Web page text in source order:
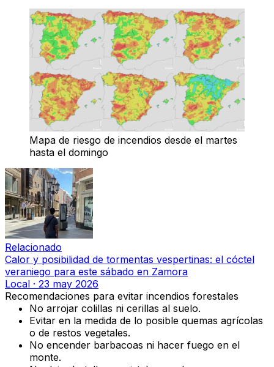
Mapa de riesgo de incendios desde el martes
hasta el domingo
Relacionado
Calor y posibilidad de tormentas vespertinas: el cóctel
veraniego para este sábado en Zamora
Local · 23 may 2026
Recomendaciones para evitar incendios forestales
No arrojar colillas ni cerillas al suelo.
Evitar en la medida de lo posible quemas agrícolas
o de restos vegetales.
No encender barbacoas ni hacer fuego en el
monte.